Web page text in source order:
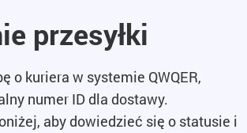
przesyłki
o kuriera w systemie QWQER,
numer ID dla dostawy.
aby dowiedzieć się o statusie i